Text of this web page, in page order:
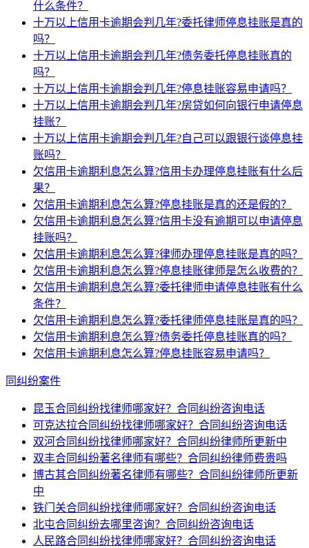
什么条件？
十万以上信用卡逾期会判几年?委托律师停息挂账是真的
吗？
十万以上信用卡逾期会判几年?债务委托停息挂账真的
吗？
十万以上信用卡逾期会判几年?停息挂账容易申请吗？
十万以上信用卡逾期会判几年?房贷如何向银行申请停息
挂账？
十万以上信用卡逾期会判几年?自己可以跟银行谈停息挂
账吗？
欠信用卡逾期利息怎么算?信用卡办理停息挂账有什么后
果？
欠信用卡逾期利息怎么算?停息挂账是真的还是假的？
欠信用卡逾期利息怎么算?信用卡没有逾期可以申请停息
挂账吗？
欠信用卡逾期利息怎么算?律师办理停息挂账是真的吗？
欠信用卡逾期利息怎么算?停息挂账律师是怎么收费的？
欠信用卡逾期利息怎么算?委托律师申请停息挂账有什么
条件？
欠信用卡逾期利息怎么算?委托律师停息挂账是真的吗？
欠信用卡逾期利息怎么算?债务委托停息挂账真的吗？
欠信用卡逾期利息怎么算?停息挂账容易申请吗？
同纠纷案件
昆玉合同纠纷找律师哪家好？合同纠纷咨询电话
可克达拉合同纠纷找律师哪家好？合同纠纷咨询电话
双河合同纠纷找律师哪家好？合同纠纷律师所更新中
双丰合同纠纷著名律师有哪些？合同纠纷律师费贵吗
博古其合同纠纷著名律师有哪些？合同纠纷律师所更新
中
铁门关合同纠纷找律师哪家好？合同纠纷咨询电话
北屯合同纠纷去哪里咨询？合同纠纷咨询电话
人民路合同纠纷找律师哪家好？合同纠纷咨询电话